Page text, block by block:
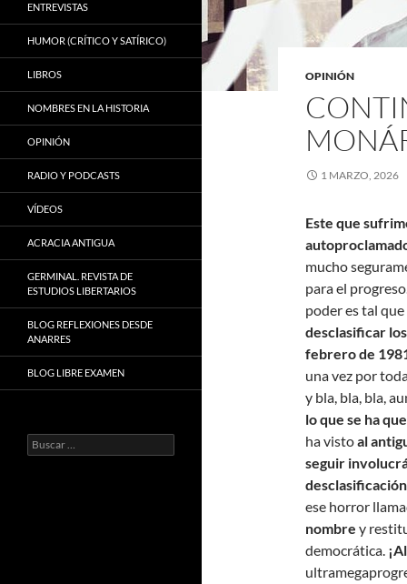
OPINIÓN
1 MARZO, 2026
Este que
mucho
para el
poder es tal que
desclasificar
febrero de
una vez por
y bla, bla, bla,
lo que se ha
ha vistoal
seguir
desclasificación
ese horror
nombre y
democrática.
ENTREVISTAS
HUMOR (CRÍTICO Y SATÍRICO)
LIBROS
NOMBRES EN LA HISTORIA
OPINIÓN
RADIO Y PODCASTS
VÍDEOS
ACRACIA ANTIGUA
GERMINAL. REVISTA DE
ESTUDIOS LIBERTARIOS
BLOG REFLEXIONES DESDE
ANARRES
BLOG LIBRE EXAMEN
Buscar: